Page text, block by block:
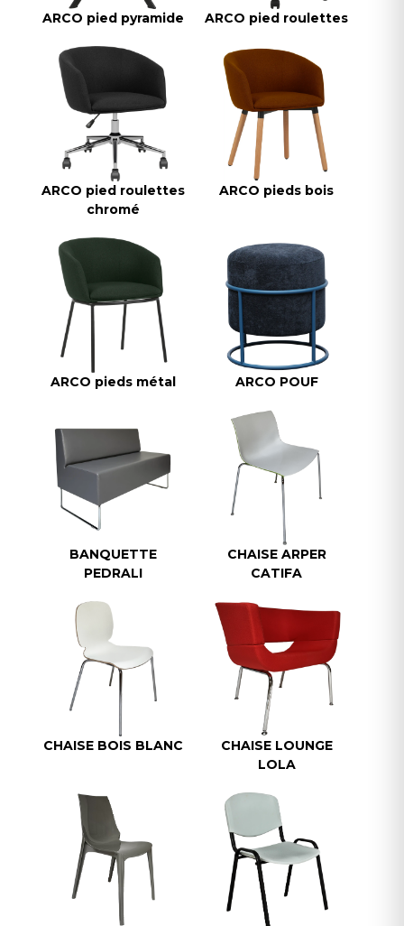
ARCO pied pyramide ARCO pied roulettes
ARCO pied roulettes
chromé
ARCO pieds bois
ARCO pieds métal ARCO POUF
BANQUETTE
PEDRALI
CHAISE ARPER
CATIFA
CHAISE BOIS BLANC
CHAISE LOUNGE
LOLA